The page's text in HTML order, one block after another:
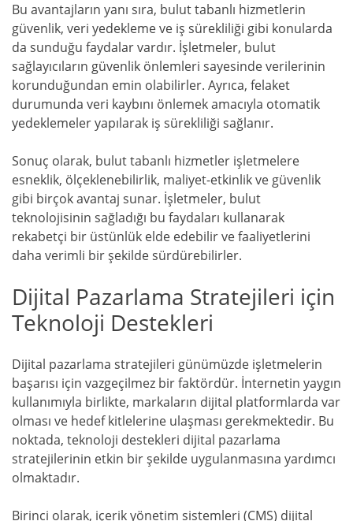
Bu avantajların yanı sıra, bulut tabanlı hizmetlerin
güvenlik, veri yedekleme ve iş sürekliliği gibi konularda
da sunduğu faydalar vardır. İşletmeler, bulut
sağlayıcıların güvenlik önlemleri sayesinde verilerinin
korunduğundan emin olabilirler. Ayrıca, felaket
durumunda veri kaybını önlemek amacıyla otomatik
yedeklemeler yapılarak iş sürekliliği sağlanır.
Sonuç olarak, bulut tabanlı hizmetler işletmelere
esneklik, ölçeklenebilirlik, maliyet-etkinlik ve güvenlik
gibi birçok avantaj sunar. İşletmeler, bulut
teknolojisinin sağladığı bu faydaları kullanarak
rekabetçi bir üstünlük elde edebilir ve faaliyetlerini
daha verimli bir şekilde sürdürebilirler.
Dijital Pazarlama Stratejileri için
Teknoloji Destekleri
Dijital pazarlama stratejileri günümüzde işletmelerin
başarısı için vazgeçilmez bir faktördür. İnternetin yaygın
kullanımıyla birlikte, markaların dijital platformlarda var
olması ve hedef kitlelerine ulaşması gerekmektedir. Bu
noktada, teknoloji destekleri dijital pazarlama
stratejilerinin etkin bir şekilde uygulanmasına yardımcı
olmaktadır.
Birinci olarak, içerik yönetim sistemleri (CMS) dijital